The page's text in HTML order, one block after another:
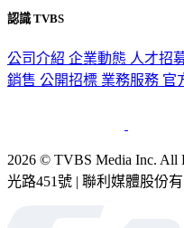
認識 TVBS
公司介紹 企業動態 人才招
銷售 公開招標 業務服務 官
2026 © TVBS Media Inc. All
光路451號 | 聯利媒體股份